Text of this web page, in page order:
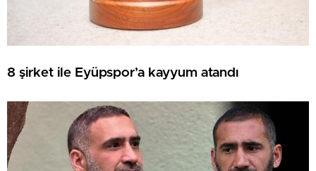
8 şirket ile Eyüpspor’a kayyum atandı